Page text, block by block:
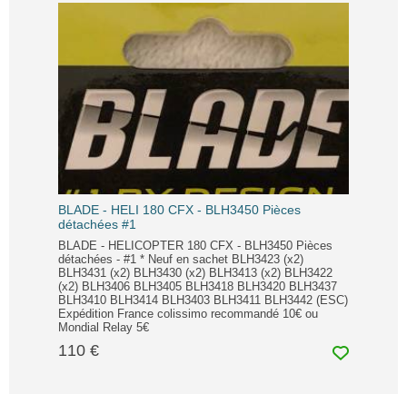
BLADE - HELI 180 CFX - BLH3450 Pièces
détachées #1
BLADE - HELICOPTER 180 CFX - BLH3450 Pièces
détachées - #1 * Neuf en sachet BLH3423 (x2)
BLH3431 (x2) BLH3430 (x2) BLH3413 (x2) BLH3422
(x2) BLH3406 BLH3405 BLH3418 BLH3420 BLH3437
BLH3410 BLH3414 BLH3403 BLH3411 BLH3442 (ESC)
Expédition France colissimo recommandé 10€ ou
Mondial Relay 5€
110 €